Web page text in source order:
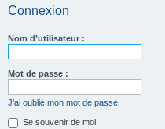
Connexion
Nom d’utilisateur :
Mot de passe :
J’ai oublié mon mot de passe
Se souvenir de moi